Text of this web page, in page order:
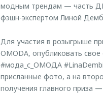
модным трендам — часть
фэшн-экспертом Линой
Для участия в розыгрыше
OMODA, опубликовать
#мода_с_ОМОДА
присланные фото, а на
получения главного приза